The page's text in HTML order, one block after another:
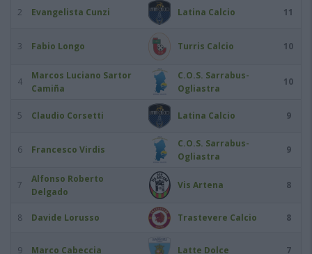
2 Evangelista Cunzi Latina Calcio 11
3 Fabio Longo Turris Calcio 10
4
Marcos Luciano Sartor
Camiña
C.O.S. Sarrabus-
Ogliastra
10
5 Claudio Corsetti Latina Calcio 9
6 Francesco Virdis
C.O.S. Sarrabus-
Ogliastra
9
7
Alfonso Roberto
Delgado
Vis Artena 8
8 Davide Lorusso Trastevere Calcio 8
9 Marco Cabeccia Latte Dolce 7